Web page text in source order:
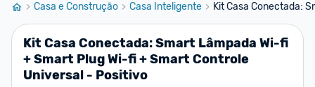
Casa e Construção Casa Inteligente Kit Casa Conectada:
Kit Casa Conectada: Smart Lâmpada Wi-fi
+ Smart Plug Wi-fi + Smart Controle
Universal - Positivo